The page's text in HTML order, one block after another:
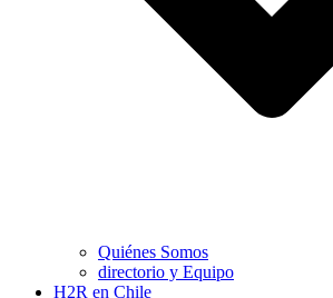
Quiénes Somos
directorio y Equipo
H2R en Chile